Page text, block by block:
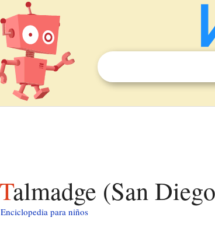
Talmadge (San
Enciclopedia para niños